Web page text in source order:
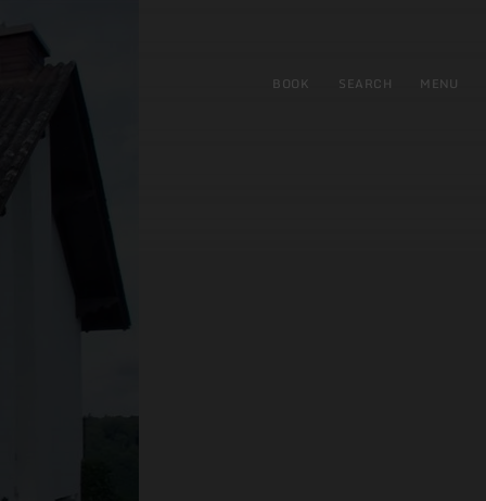
BOOK SEARCH MENU